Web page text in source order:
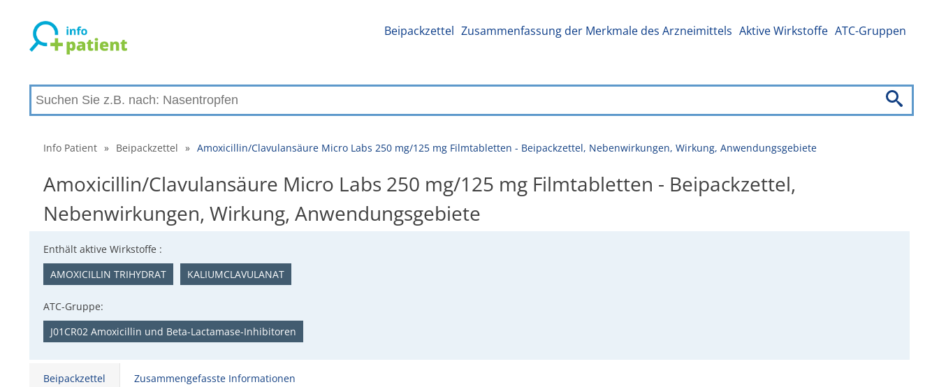
Beipackzettel Zusammenfassung der Merkmale des Arzneimittels Aktive Wirkstoffe ATC-Gruppen
Info Patient » Beipackzettel » Amoxicillin/Clavulansäure Micro Labs 250 mg/125 mg Filmtabletten - Beipackzettel, Nebenwirkungen, Wirkung, Anwendungsgebiete
Amoxicillin/Clavulansäure Micro Labs 250 mg/125 mg Filmtabletten - Beipackzettel,
Nebenwirkungen, Wirkung, Anwendungsgebiete
Enthält aktive Wirkstoffe :
AMOXICILLIN TRIHYDRAT
KALIUMCLAVULANAT
ATC-Gruppe:
J01CR02 Amoxicillin und Beta-Lactamase-Inhibitoren
Beipackzettel Zusammengefasste Informationen